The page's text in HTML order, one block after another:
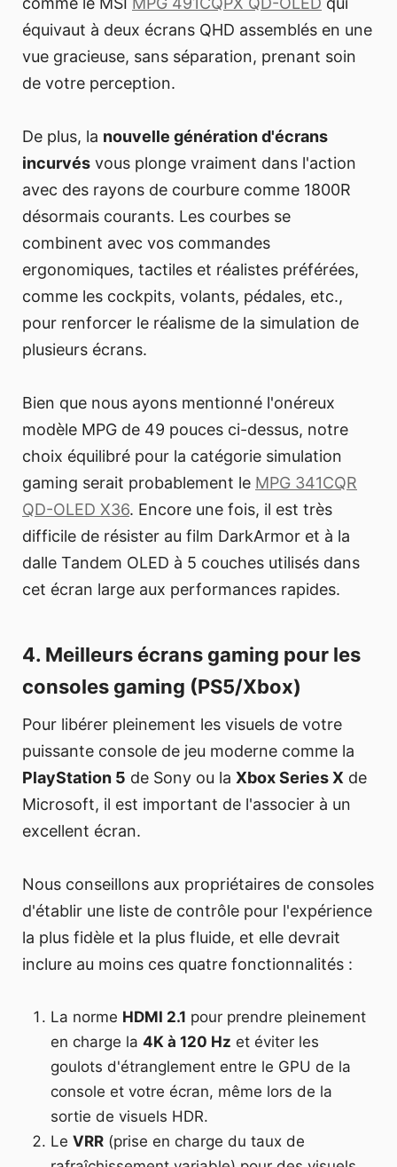
équivaut à deux écrans QHD assemblés en une
vue gracieuse, sans séparation, prenant soin
de votre perception.
De plus, la nouvelle génération d'écrans
incurvés vous plonge vraiment dans l'action
avec des rayons de courbure comme 1800R
désormais courants. Les courbes se
combinent avec vos commandes
ergonomiques, tactiles et réalistes préférées,
comme les cockpits, volants, pédales, etc.,
pour renforcer le réalisme de la simulation de
plusieurs écrans.
Bien que nous ayons mentionné l'onéreux
modèle MPG de 49 pouces ci-dessus, notre
choix équilibré pour la catégorie simulation
gaming serait probablement le MPG 341CQR
QD-OLED X36. Encore une fois, il est très
difficile de résister au film DarkArmor et à la
dalle Tandem OLED à 5 couches utilisés dans
cet écran large aux performances rapides.
4. Meilleurs écrans gaming pour les
consoles gaming (PS5/Xbox)
Pour libérer pleinement les visuels de votre
puissante console de jeu moderne comme la
PlayStation 5 de Sony ou la Xbox Series X de
Microsoft, il est important de l'associer à un
excellent écran.
Nous conseillons aux propriétaires de consoles
d'établir une liste de contrôle pour l'expérience
la plus fidèle et la plus fluide, et elle devrait
inclure au moins ces quatre fonctionnalités :
La norme HDMI 2.1 pour prendre pleinement
en charge la4K à 120 Hz et éviter les
goulots d'étranglement entre le GPU de la
console et votre écran, même lors de la
sortie de visuels HDR.
LeVRR (prise en charge du taux de